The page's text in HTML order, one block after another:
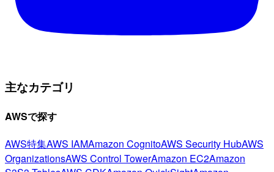
主なカテゴリ
AWSで探す
AWS特集AWS IAMAmazon CognitoAWS Security HubAWS
OrganizationsAWS Control TowerAmazon EC2Amazon